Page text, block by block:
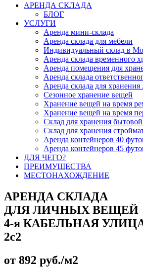
АРЕНДА СКЛАДА
БЛОГ
УСЛУГИ
Аренда мини-склада
Аренда склада для мебели
Индивидуальный склад в
Аренда склада временного
Аренда помещения для
Аренда склада
Аренда склада для
Сезонное хранение вещей
Хранение вещей на время
Хранение вещей на время
Склад для хранения
Склад для хранения
Аренда контейнеров 40
Аренда контейнеров 45
ДЛЯ ЧЕГО?
ПРЕИМУЩЕСТВА
МЕСТОНАХОЖДЕНИЕ
АРЕНДА СКЛАДА
ДЛЯ ЛИЧНЫХ ВЕЩЕЙ
4-я КАБЕЛЬНАЯ
2с2
от 892 руб./м2